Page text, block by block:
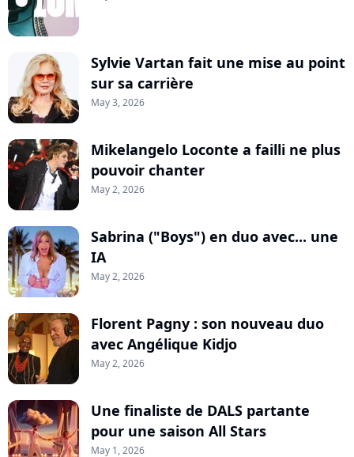
Sylvie Vartan fait une mise au point
sur sa carrière
May 3, 2026
Mikelangelo Loconte a failli ne plus
pouvoir chanter
May 2, 2026
Sabrina ("Boys") en duo avec... une
IA
May 2, 2026
Florent Pagny : son nouveau duo
avec Angélique Kidjo
May 2, 2026
Une finaliste de DALS partante
pour une saison All Stars
May 1, 2026